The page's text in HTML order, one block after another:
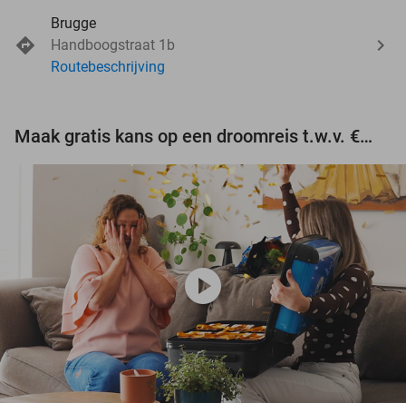
Brugge
Handboogstraat 1b
Routebeschrijving
Maak gratis kans op een droomreis t.w.v. €3.000!
play_circle